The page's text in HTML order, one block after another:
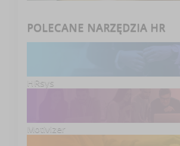
POLECANE NARZĘDZIA HR
HRsys
Motivizer